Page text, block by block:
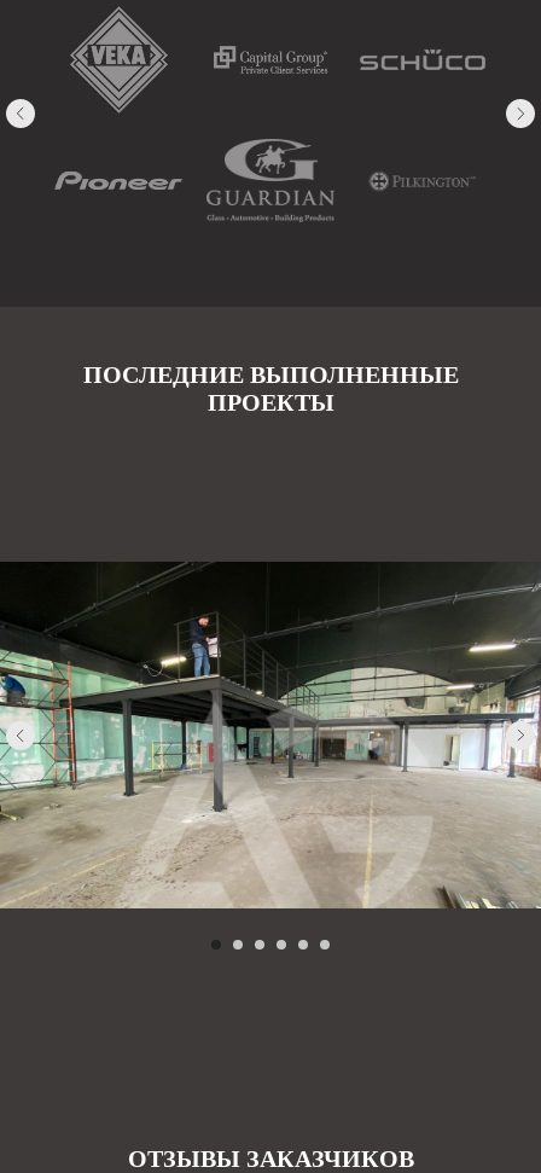
ПОСЛЕДНИЕ ВЫПОЛНЕННЫЕ
ПРОЕКТЫ
ОТЗЫВЫ ЗАКАЗЧИКОВ